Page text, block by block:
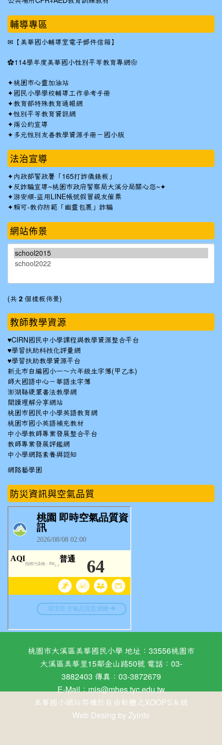
輔導專區
✉ 【美華國小輔導室電子郵件信箱】
✿114學年度美華國小性別平等教育專網❀
✦桃園市心靈加油站
✦ 國民小學學校輔導工作參考手冊
✦教育部特殊教育通報網
✦性別平等教育資訊網
✦兩公約宣導
✦ 多元性別友善教學資源手冊－國小版
法治宣導
✦ 內政部警政署「165打詐儀錶板」
✦反詐騙宣導~桃園市政府警察局大溪分局關心您~✦
✦游安順-盜用LINE帳號假冒親友催票
✦賴可-教你防範「幽靈包裹」詐騙
網站佈景
(共 2 個樣板佈景)
教師教學資源
♥CIRN國民中小學課程與教學資源整合平台
♥學習扶助科技化評量網
♥學習扶助教學資源平台
新北市自編國小一～六年級生字簿(甲乙本)
師大國語中心－華語生字簿
澎湖縣硬筆書法教學網
閱讀理解分享網站
桃園市國民中小學英語教育網
桃園市國小英語補充教材
中小學教師專業發展整合平台
教師專業發展評鑑網
中小學網路素養與認知
網路藝學園
防災資訊與空氣品質
桃園市大溪區美華國民小學 地址：33556桃園市
大溪區美華里15鄰金山路50號 電話：03-
3882403 傳真：03-3872679
E-Mail：mis@mhes.tyc.edu.tw
美華國小網站架構於自由軟體之XOOPS系統
Web Desing by Zyinfo